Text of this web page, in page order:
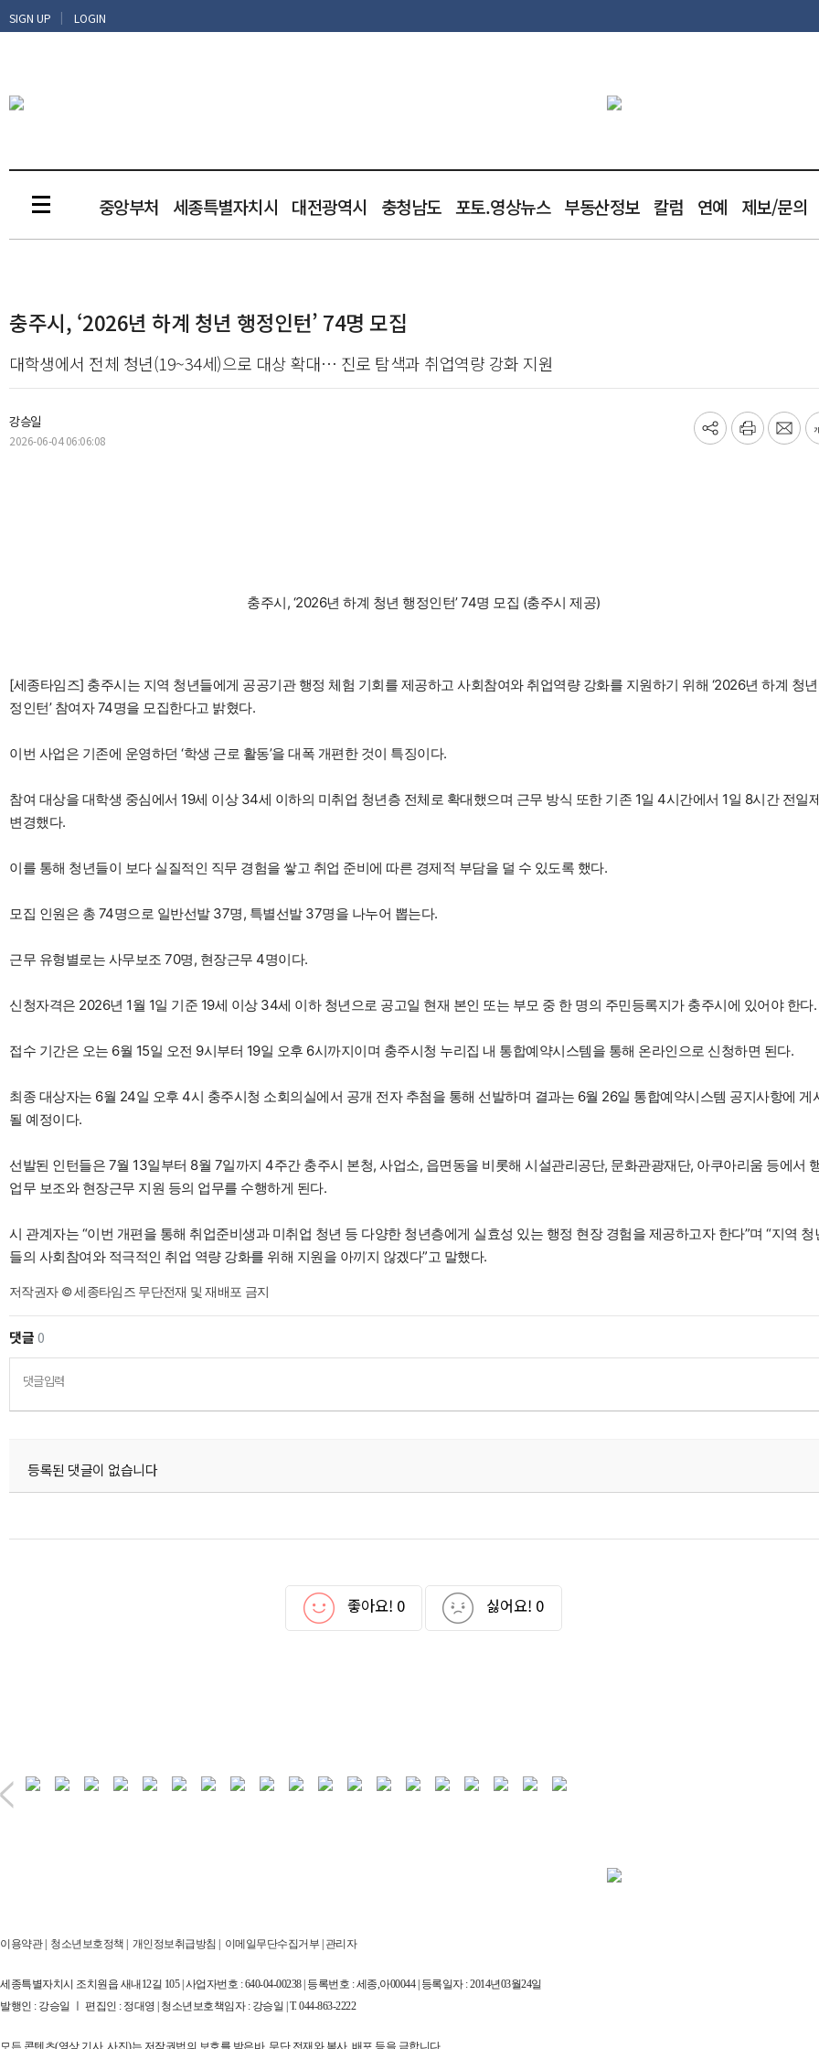
SIGN UP | LOGIN
중앙부처 세종특별자치시 대전광역시 충청남도 포토.영상뉴스 부동산정보 칼럼 연예 제보/문의
충주시, ‘2026년 하계 청년 행정인턴’ 74명 모집
대학생에서 전체 청년(19~34세)으로 대상 확대… 진로 탐색과 취업역량 강화 지원
강승일
2026-06-04 06:06:08
기
프
메
충주시, ‘2026년 하계 청년 행정인턴’ 74명 모집 (충주시 제공)
[세종타임즈] 충주시는 지역 청년들에게 공공기관 행정 체험 기회를 제공하고 사회참여와 취업역량 강화를 지원하기 위해 ‘2026년 하계 청
정인턴’ 참여자 74명을 모집한다고 밝혔다.
이번 사업은 기존에 운영하던 ‘학생 근로 활동’을 대폭 개편한 것이 특징이다.
참여 대상을 대학생 중심에서 19세 이상 34세 이하의 미취업 청년층 전체로 확대했으며 근무 방식 또한 기존 1일 4시간에서 1일 8시간 전일
변경했다.
이를 통해 청년들이 보다 실질적인 직무 경험을 쌓고 취업 준비에 따른 경제적 부담을 덜 수 있도록 했다.
모집 인원은 총 74명으로 일반선발 37명, 특별선발 37명을 나누어 뽑는다.
근무 유형별로는 사무보조 70명, 현장근무 4명이다.
신청자격은 2026년 1월 1일 기준 19세 이상 34세 이하 청년으로 공고일 현재 본인 또는 부모 중 한 명의 주민등록지가 충주시에 있어야 한다.
접수 기간은 오는 6월 15일 오전 9시부터 19일 오후 6시까지이며 충주시청 누리집 내 통합예약시스템을 통해 온라인으로 신청하면 된다.
최종 대상자는 6월 24일 오후 4시 충주시청 소회의실에서 공개 전자 추첨을 통해 선발하며 결과는 6월 26일 통합예약시스템 공지사항에 게
될 예정이다.
선발된 인턴들은 7월 13일부터 8월 7일까지 4주간 충주시 본청, 사업소, 읍면동을 비롯해 시설관리공단, 문화관광재단, 아쿠아리움 등에서
업무 보조와 현장근무 지원 등의 업무를 수행하게 된다.
시 관계자는 “이번 개편을 통해 취업준비생과 미취업 청년 등 다양한 청년층에게 실효성 있는 행정 현장 경험을 제공하고자 한다”며 “지역 청
들의 사회참여와 적극적인 취업 역량 강화를 위해 지원을 아끼지 않겠다”고 말했다.
저작권자 © 세종타임즈 무단전재 및 재배포 금지
댓글0
댓글입력
등록된 댓글이 없습니다
좋아요! 0 싫어요! 0
이용약관| 청소년보호정책 | 개인정보취급방침 | 이메일무단수집거부 | 관리자
세종특별자치시 조치원읍 새내12길 105 | 사업자번호 : 640-04-00238 | 등록번호 : 세종,아00044 | 등록일자 : 2014년03월24일
발행인 : 강승일 ㅣ 편집인 : 정대영 | 청소년보호책임자 : 강승일 | T. 044-863-2222
모든 콘텐츠(영상,기사, 사진)는 저작권법의 보호를 받은바, 무단 전재와 복사, 배포 등을 금합니다.